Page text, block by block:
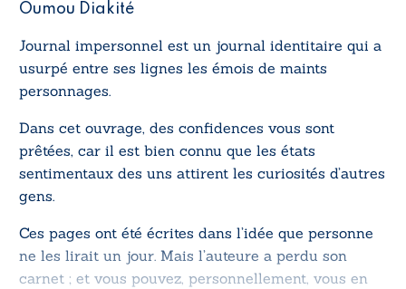
Oumou Diakité
Journal impersonnel est un journal identitaire qui a
usurpé entre ses lignes les émois de maints
personnages.
Dans cet ouvrage, des confidences vous sont
prêtées, car il est bien connu que les états
sentimentaux des uns attirent les curiosités d’autres
gens.
Ces pages ont été écrites dans l’idée que personne
ne les lirait un jour. Mais l’auteure a perdu son
carnet ; et vous pouvez, personnellement, vous en